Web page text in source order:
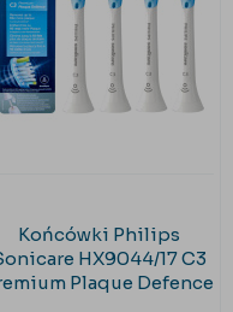
Końcówki Philips
HX9044/17 C3
Plaque Defence